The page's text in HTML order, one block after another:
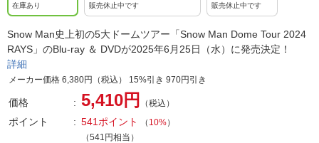
在庫あり 販売休止中です 販売休止中です
Snow Man史上初の5大ドームツアー「Snow Man Dome Tour 2024
RAYS」のBlu-ray ＆ DVDが2025年6月25日（水）に発売決定！
詳細
メーカー価格 6,380円（税込） 15%引き 970円引き
価格 5,410円 （税込）
ポイント 541ポイント （ 10%）
（541円相当）